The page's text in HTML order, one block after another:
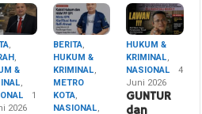
,
,
&
,
1
2026
BERITA,
HUKUM &
KRIMINAL,
METRO
KOTA,
NASIONAL,
HUKUM &
KRIMINAL,
NASIONAL
4
Juni 2026
GUNTUR
dan